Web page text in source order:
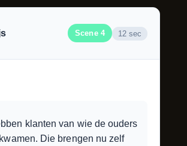
Scene 4 12 sec
klanten van wie de ouders
Die brengen nu zelf